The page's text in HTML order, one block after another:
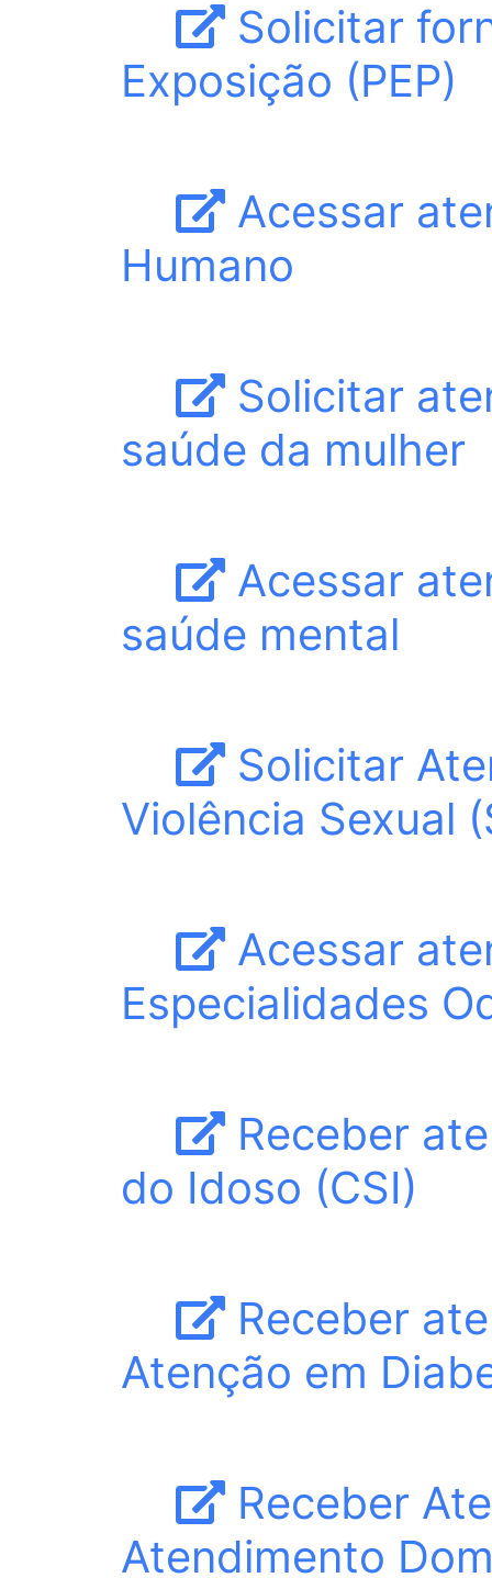
Solicitar
Exposição (PEP)
Acessar
Humano
Solicitar
saúde da mulher
Acessar
saúde mental
Solicitar
Violência Sexual
Acessar
Especialidades
Receber
do Idoso (CSI)
Receber
Atenção em
Receber
Atendimento